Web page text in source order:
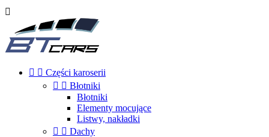

  Części karoserii
  Błotniki
Błotniki
Elementy mocujące
Listwy, nakładki
  Dachy